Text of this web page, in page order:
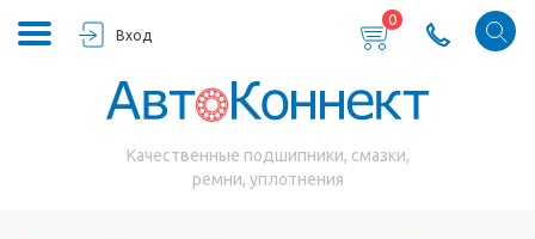
Вход
0
Качественные подшипники, смазки,
ремни, уплотнения